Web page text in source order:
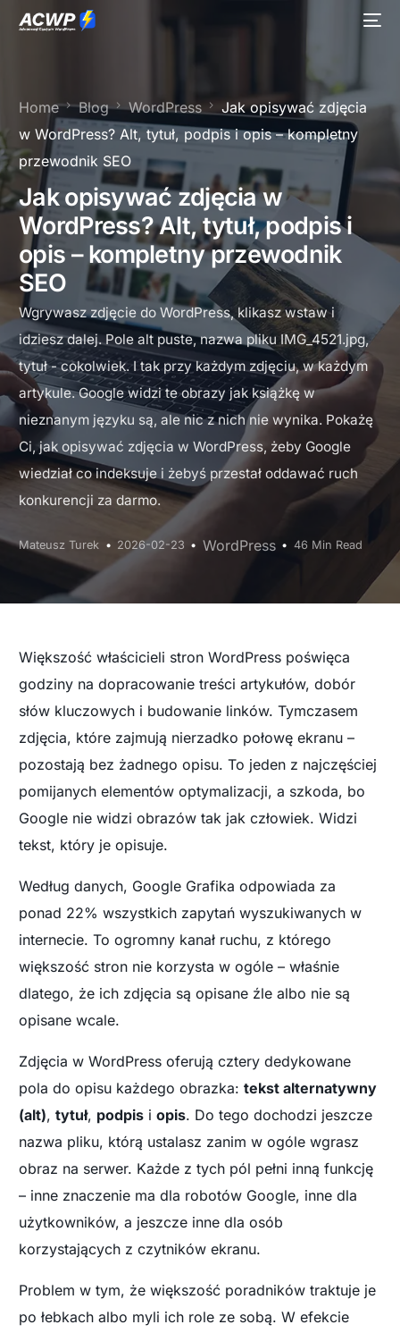
Home Blog WordPress
Jak opisywać zdjęcia
w WordPress? Alt, tytuł, podpis i opis – kompletny
przewodnik SEO
Jak opisywać zdjęcia w
WordPress? Alt, tytuł, podpis i
opis – kompletny przewodnik
SEO
Wgrywasz zdjęcie do WordPress, klikasz wstaw i
idziesz dalej. Pole alt puste, nazwa pliku IMG_4521.jpg,
tytuł - cokolwiek. I tak przy każdym zdjęciu, w każdym
artykule. Google widzi te obrazy jak książkę w
nieznanym języku są, ale nic z nich nie wynika. Pokażę
Ci, jak opisywać zdjęcia w WordPress, żeby Google
wiedział co indeksuje i żebyś przestał oddawać ruch
konkurencji za darmo.
Mateusz Turek 2026-02-23 WordPress 46 Min Read
Większość właścicieli stron WordPress poświęca
godziny na dopracowanie treści artykułów, dobór
słów kluczowych i budowanie linków. Tymczasem
zdjęcia, które zajmują nierzadko połowę ekranu –
pozostają bez żadnego opisu. To jeden z najczęściej
pomijanych elementów optymalizacji, a szkoda, bo
Google nie widzi obrazów tak jak człowiek. Widzi
tekst, który je opisuje.
Według danych, Google Grafika odpowiada za
ponad 22% wszystkich zapytań wyszukiwanych w
internecie. To ogromny kanał ruchu, z którego
większość stron nie korzysta w ogóle – właśnie
dlatego, że ich zdjęcia są opisane źle albo nie są
opisane wcale.
Zdjęcia w WordPress oferują cztery dedykowane
pola do opisu każdego obrazka:tekst alternatywny
(alt),tytuł, podpis iopis. Do tego dochodzi jeszcze
nazwa pliku, którą ustalasz zanim w ogóle wgrasz
obraz na serwer. Każde z tych pól pełni inną funkcję
– inne znaczenie ma dla robotów Google, inne dla
użytkowników, a jeszcze inne dla osób
korzystających z czytników ekranu.
Problem w tym, że większość poradników traktuje je
po łebkach albo myli ich role ze sobą. W efekcie